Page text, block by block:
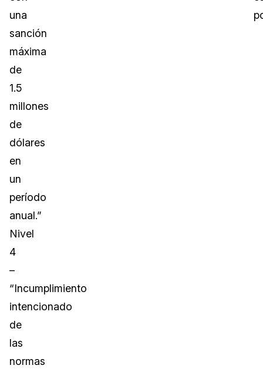
una
sanción
máxima
de
1.5
millones
de
dólares
en
un
período
anual.”
Nivel
4
–
“Incumplimiento
intencionado
de
las
normas